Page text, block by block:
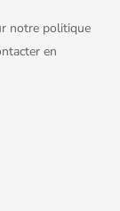
notre politique
en